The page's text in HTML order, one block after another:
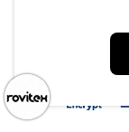
Av. Maria